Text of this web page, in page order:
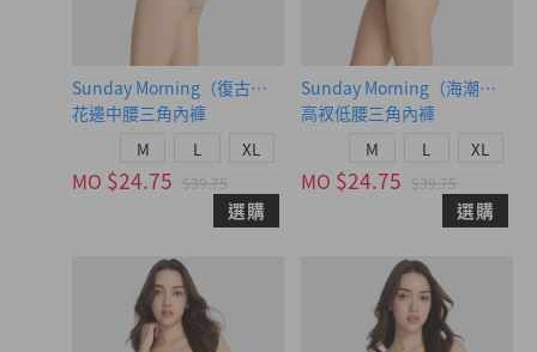
Sunday Morning（復古卡其-狗狗做早餐）
花邊中腰三角內褲
M L XL
MO $24.75 $39.75
選購
Sunday Morning（海潮藍-早
高衩低腰三角內褲
M L XL
MO $24.75 $39.75
選購